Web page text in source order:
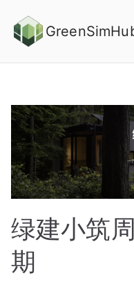
content
绿建小筑
期